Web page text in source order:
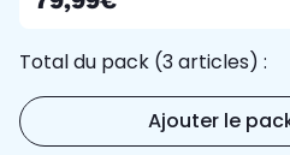
Total du pack (3 articles) :
Ajouter le